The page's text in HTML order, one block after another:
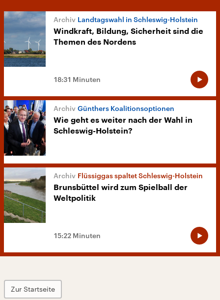
Landtagswahl in Schleswig-Holstein
Windkraft, Bildung, Sicherheit sind die
Themen des Nordens
18:31 Minuten
Günthers Koalitionsoptionen
Wie geht es weiter nach der Wahl in
Schleswig-Holstein?
Flüssiggas spaltet Schleswig-Holstein
Brunsbüttel wird zum Spielball der
Weltpolitik
15:22 Minuten
Zur Startseite